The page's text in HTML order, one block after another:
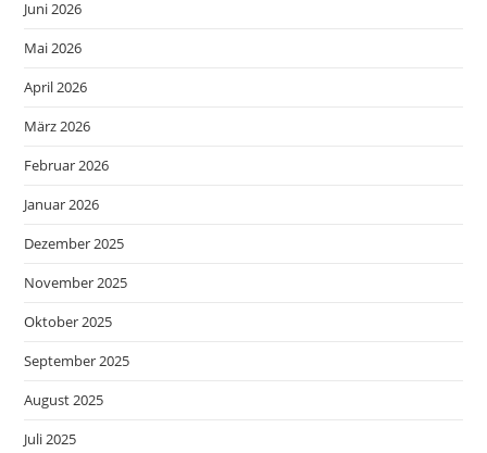
Juni 2026
Mai 2026
April 2026
März 2026
Februar 2026
Januar 2026
Dezember 2025
November 2025
Oktober 2025
September 2025
August 2025
Juli 2025